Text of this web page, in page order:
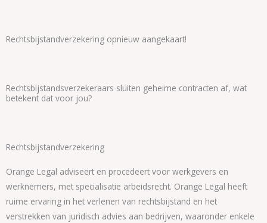
Rechtsbijstandverzekering
Rechtsbijstandsverzekeraars sluiten geheime contracten af, wat
betekent dat voor jou?
Rechtsbijstandverzekering opnieuw aangekaart!
Orange Legal adviseert en procedeert voor werkgevers en
werknemers, met specialisatie arbeidsrecht. Orange Legal heeft
ruime ervaring in het verlenen van rechtsbijstand en het
verstrekken van juridisch advies aan bedrijven, waaronder enkele